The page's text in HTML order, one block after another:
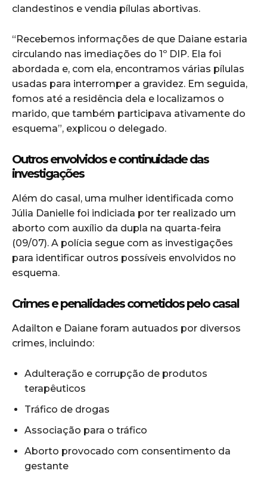
clandestinos e vendia pílulas abortivas.
“Recebemos informações de que Daiane estaria
circulando nas imediações do 1º DIP. Ela foi
abordada e, com ela, encontramos várias pílulas
usadas para interromper a gravidez. Em seguida,
fomos até a residência dela e localizamos o
marido, que também participava ativamente do
esquema”, explicou o delegado.
Outros envolvidos e continuidade das
investigações
Além do casal, uma mulher identificada como
Júlia Danielle foi indiciada por ter realizado um
aborto com auxílio da dupla na quarta-feira
(09/07). A polícia segue com as investigações
para identificar outros possíveis envolvidos no
esquema.
Crimes e penalidades cometidos pelo casal
Adailton e Daiane foram autuados por diversos
crimes, incluindo:
Adulteração e corrupção de produtos
terapêuticos
Tráfico de drogas
Associação para o tráfico
Aborto provocado com consentimento da
gestante